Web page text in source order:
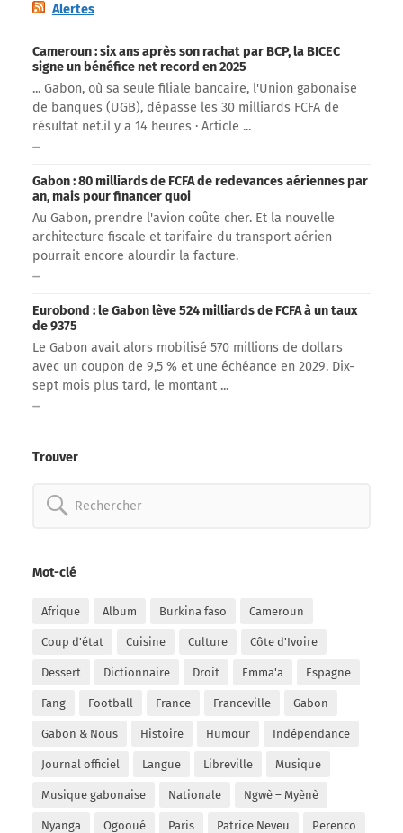
Alertes
Cameroun : six ans après son rachat par BCP, la BICEC
signe un bénéfice net record en 2025
... Gabon, où sa seule filiale bancaire, l'Union gabonaise
de banques (UGB), dépasse les 30 milliards FCFA de
résultat net.​il y a 14 heures · Article ...
Gabon : 80 milliards de FCFA de redevances aériennes par
an, mais pour financer quoi
Au Gabon, prendre l'avion coûte cher. Et la nouvelle
architecture fiscale et tarifaire du transport aérien
pourrait encore alourdir la facture.
Eurobond : le Gabon lève 524 milliards de FCFA à un taux
de 9375
Le Gabon avait alors mobilisé 570 millions de dollars
avec un coupon de 9,5 % et une échéance en 2029. Dix-
sept mois plus tard, le montant ...
Trouver
Rechercher:
Mot-clé
Afrique Album Burkina faso Cameroun
Coup d'état Cuisine Culture Côte d'Ivoire
Dessert Dictionnaire Droit Emma'a Espagne
Fang Football France Franceville Gabon
Gabon & Nous Histoire Humour Indépendance
Journal officiel Langue Libreville Musique
Musique gabonaise Nationale Ngwè – Myènè
Nyanga Ogooué Paris Patrice Neveu Perenco